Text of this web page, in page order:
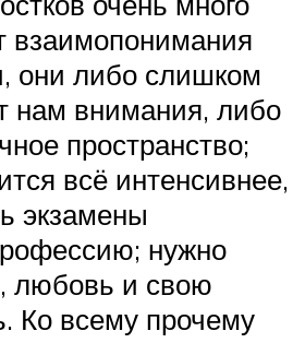
взаимопонимания
они либо слишком
нам внимания, либо
пространство;
всё интенсивнее,
экзамены
нужно
любовь и свою
Ко всему прочему